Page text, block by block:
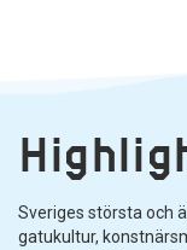
Sveriges största och
gatukultur,